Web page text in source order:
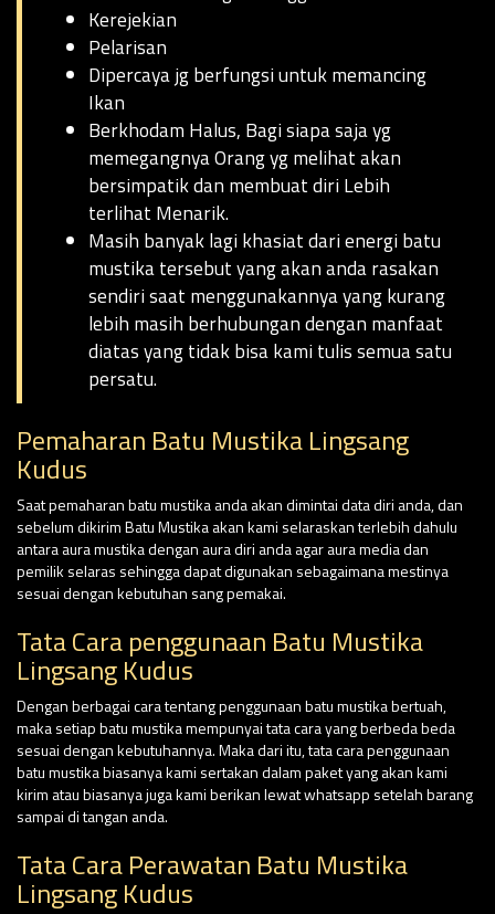
Kerejekian
Pelarisan
Dipercaya jg berfungsi untuk memancing
Ikan
Berkhodam Halus, Bagi siapa saja yg
memegangnya Orang yg melihat akan
bersimpatik dan membuat diri Lebih
terlihat Menarik.
Masih banyak lagi khasiat dari energi batu
mustika tersebut yang akan anda rasakan
sendiri saat menggunakannya yang kurang
lebih masih berhubungan dengan manfaat
diatas yang tidak bisa kami tulis semua satu
persatu.
Pemaharan Batu Mustika Lingsang
Kudus
Saat pemaharan batu mustika anda akan dimintai data diri anda, dan
sebelum dikirim Batu Mustika akan kami selaraskan terlebih dahulu
antara aura mustika dengan aura diri anda agar aura media dan
pemilik selaras sehingga dapat digunakan sebagaimana mestinya
sesuai dengan kebutuhan sang pemakai.
Tata Cara penggunaan Batu Mustika
Lingsang Kudus
Dengan berbagai cara tentang penggunaan batu mustika bertuah,
maka setiap batu mustika mempunyai tata cara yang berbeda beda
sesuai dengan kebutuhannya. Maka dari itu, tata cara penggunaan
batu mustika biasanya kami sertakan dalam paket yang akan kami
kirim atau biasanya juga kami berikan lewat whatsapp setelah barang
sampai di tangan anda.
Tata Cara Perawatan Batu Mustika
Lingsang Kudus